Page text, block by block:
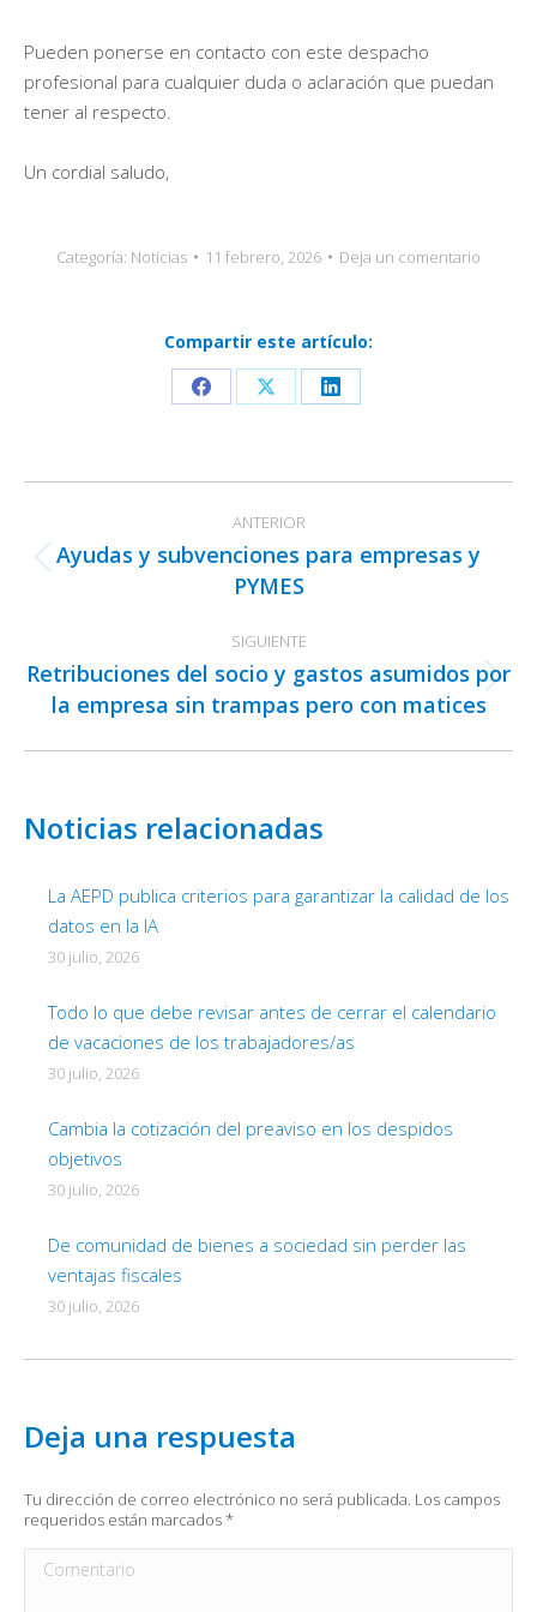
Pueden ponerse en contacto con este despacho
profesional para cualquier duda o aclaración que puedan
tener al respecto.
Un cordial saludo,
Categoría: Noticias 11 febrero, 2026 Deja un comentario
Compartir este artículo:
Share
Facebook
Share
X
Share
LinkedIn
entre
publicaciones
ANTERIOR
Publicación
anterior:
Ayudas y subvenciones para empresas y
PYMES
SIGUIENTE
Publicación
siguiente:
Retribuciones del socio y gastos asumidos por
la empresa sin trampas pero con matices
Noticias relacionadas
La AEPD publica criterios para garantizar la calidad de los
datos en la IA
30 julio, 2026
Todo lo que debe revisar antes de cerrar el calendario
de vacaciones de los trabajadores/as
30 julio, 2026
Cambia la cotización del preaviso en los despidos
objetivos
30 julio, 2026
De comunidad de bienes a sociedad sin perder las
ventajas fiscales
30 julio, 2026
Deja una respuesta
Tu dirección de correo electrónico no será publicada. Los campos
requeridos están marcados*
Comentario